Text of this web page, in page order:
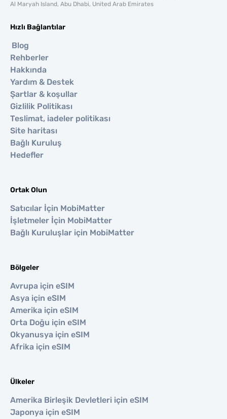
Al Maryah Island, Abu Dhabi, United Arab Emirates
Hızlı Bağlantılar
Blog
Rehberler
Hakkında
Yardım & Destek
Şartlar & koşullar
Gizlilik Politikası
Teslimat, iadeler politikası
Site haritası
Bağlı Kuruluş
Hedefler
Ortak Olun
Satıcılar İçin MobiMatter
İşletmeler İçin MobiMatter
Bağlı Kuruluşlar için MobiMatter
Bölgeler
Avrupa için eSIM
Asya için eSIM
Amerika için eSIM
Orta Doğu için eSIM
Okyanusya için eSIM
Afrika için eSIM
Ülkeler
Amerika Birleşik Devletleri için eSIM
Japonya için eSIM